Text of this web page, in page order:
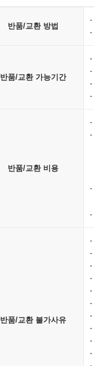
반품/교환 방법
반품/교환 가능기간
반품/교환 비용
반품/교환 불가사유